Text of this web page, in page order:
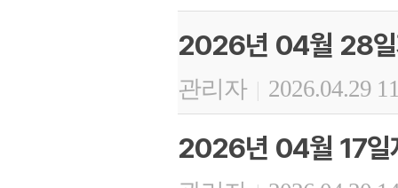
2026년 04월 28일
관리자 | 2026.04.29
2026년 04월 17일